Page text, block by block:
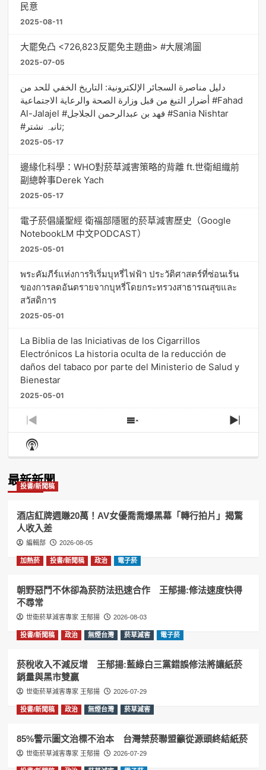
民意
2025-08-11
大罷免凸 <726,823反罷免主題曲> #大展鴻圖
2025-07-05
دليل مناصرة السجائر الإلكترونية: التاريخ الخفي للحد من
أضرار التبغ من قبل وزارة الصحة والرعاية الاجتماعية #Fahad
Al-Jalajel #فهد بن عبدالرحمن الجلاجل #Sania Nishtar
#ثانیہ نشتر;
2025-05-17
邊緣化科學：WHO對菸草減害策略的背離 ft.世衛組織前
副總幹事Derek Yach
2025-05-17
電子菸倡議聖經 衛福部隱匿的菸草減害歷史（Google
NotebookLM 中文PODCAST）
2025-05-01
พระคัมภีร์แห่งการริเริ่มบุหรี่ไฟฟ้า ประวัติศาสตร์ที่ซ่อนเร้น
ของการลดอันตรายจากบุหรี่โดยกระทรวงสาธารณสุขและ
สวัสดิการ
2025-05-01
La Biblia de las Iniciativas de los Cigarrillos
Electrónicos La historia oculta de la reducción de
daños del tabaco por parte del Ministerio de Salud y
Bienestar
2025-05-01
Previous
Episode
Show
Next
Show
Podcast
最新新聞
投書/新聞稿
酒店紅牌週賺20萬！AV女優喬喬爆黑幕「轉行拍片」揭驚
人收入差
編輯部 2026-08-05
加熱菸 投書/新聞稿 政治 電子菸
朝野惡鬥不休卻為菸防法迅速合作 王郁揚:修法速度快得
不尋常
世衛菸草減害專家 王郁揚 2026-08-03
投書/新聞稿 政治 無煙台灣 菸草減害 電子菸
菸稅收入不減反增 王郁揚:藍綠白三黨錯誤修法將讓紙菸
銷量與黑市雙贏
世衛菸草減害專家 王郁揚 2026-07-29
投書/新聞稿 政治 無煙台灣 菸草減害
85%警示圖文治標不治本 台灣禁菸聯盟籲從源頭終結紙菸
世衛菸草減害專家 王郁揚 2026-07-29